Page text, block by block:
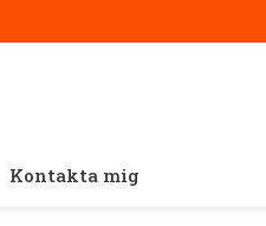
Kontakta mig